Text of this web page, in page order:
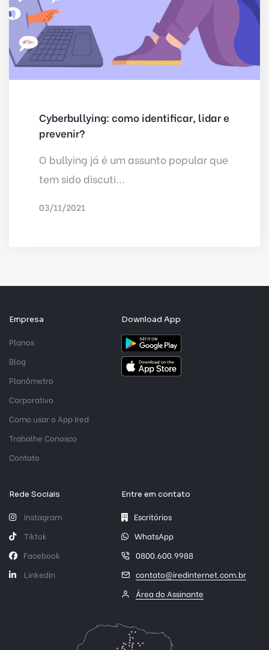
Cyberbullying: como identificar, lidar e
prevenir?
O bullying já é um assunto popular que
tem sido discuti...
03/11/2021
Empresa
Planos
Blog
Planômetro
Corporativo
Como usar o App Ired
Trabalhe Conosco
Contato
Download App
Rede Sociais
Instagram
Tiktok
Facebook
Linkedin
Entre em contato
Escritórios
WhatsApp
0800.600.9988
contato@iredinternet.com.br
Área do Assinante